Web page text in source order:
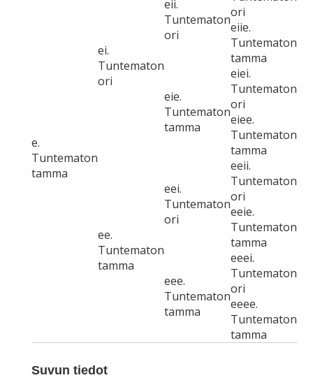
e.
Tuntematon
tamma
ei.
Tuntematon
ori
eii.
Tuntematon
ori
ori
eiie.
Tuntematon
tamma
eie.
Tuntematon
tamma
eiei.
Tuntematon
ori
eiee.
Tuntematon
tamma
ee.
Tuntematon
tamma
eei.
Tuntematon
ori
eeii.
Tuntematon
ori
eeie.
Tuntematon
tamma
eee.
Tuntematon
tamma
eeei.
Tuntematon
ori
eeee.
Tuntematon
tamma
Suvun tiedot